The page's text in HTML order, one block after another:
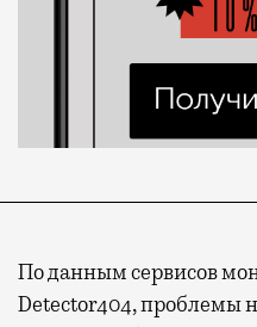
По данным сервисов
Detector404, проблемы